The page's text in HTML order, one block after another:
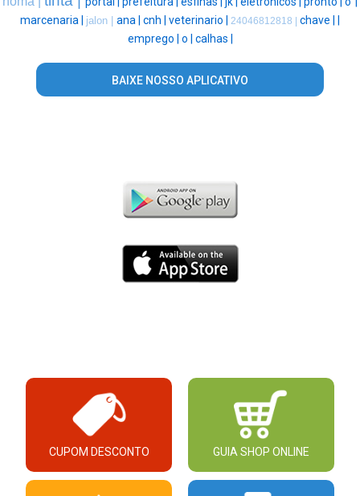
marcenaria | jalon | ana | cnh | veterinario | 24046812818 | chave |
emprego | o | calhas |
BAIXE NOSSO APLICATIVO
CUPOM DESCONTO GUIA SHOP ONLINE